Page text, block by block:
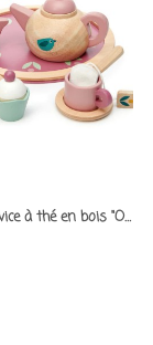
Dinette service à thé en bois "Oiseau" Tender Leaf